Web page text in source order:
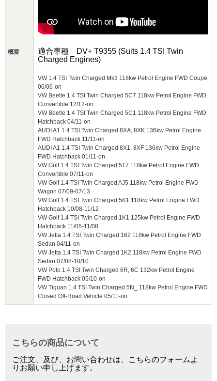
概要
適合車種 DV+ T9355 (Suits 1.4 TSI Twin
Charged Engines)
VW 1.4 TSI Twin Charged Mk3 118kw Petrol Engine FWD Coupe
06/06-on
VW Beetle 1.4 TSI Twin Charged 5C7 118kw Petrol Engine FWD
Convertible 12/12-on
VW Beetle 1.4 TSI Twin Charged 5C1 118kw Petrol Engine FWD
Hatchback 04/11-on
AUDI A1 1.4 TSI Twin Charged 8XA, 8XK 136kw Petrol Engine
FWD Hatchback 11/11-on
AUDI A1 1.4 TSI Twin Charged 8X1, 8XF 136kw Petrol Engine
FWD Hatchback 01/11-on
VW Golf 1.4 TSI Twin Charged 517 118kw Petrol Engine FWD
Convertible 07/11-on
VW Golf 1.4 TSI Twin Charged AJ5 118kw Petrol Engine FWD
Wagon 07/09-07/13
VW Golf 1.4 TSI Twin Charged 5K1 118kw Petrol Engine FWD
Hatchback 10/08-11/12
VW Golf 1.4 TSI Twin Charged 1K1 125kw Petrol Engine FWD
Hatchback 11/05-11/08
VW Jetta 1.4 TSI Twin Charged 162 118kw Petrol Engine FWD
Sedan 04/11-on
VW Jetta 1.4 TSI Twin Charged 1K2 118kw Petrol Engine FWD
Sedan 07/08-10/10
VW Polo 1.4 TSI Twin Charged 6R, 6C 132kw Petrol Engine
FWD Hatchback 05/10-on
VW Tiguan 1.4 TSI Twin Charged 5N_ 118kw Petrol Engine FWD
Closed Off-Road Vehicle 05/11-on
こちらの商品について
ご注文、及び、お問い合わせは、こちらのフォームよ
りお願い申し上げます。